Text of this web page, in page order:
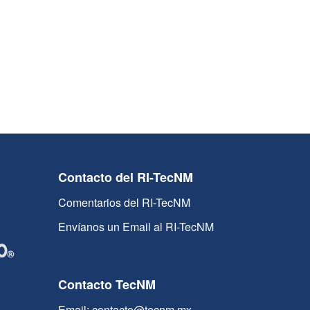
Contacto del RI-TecNM
Comentarios del RI-TecNM
Envíanos un Email al RI-TecNM
Contacto TecNM